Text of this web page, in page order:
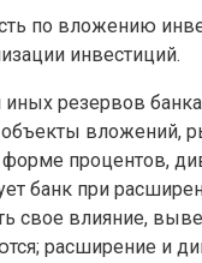
по вложению
инвестиций.
резервов
вложений,
форме процентов,
банк при
свое влияние,
расширение и